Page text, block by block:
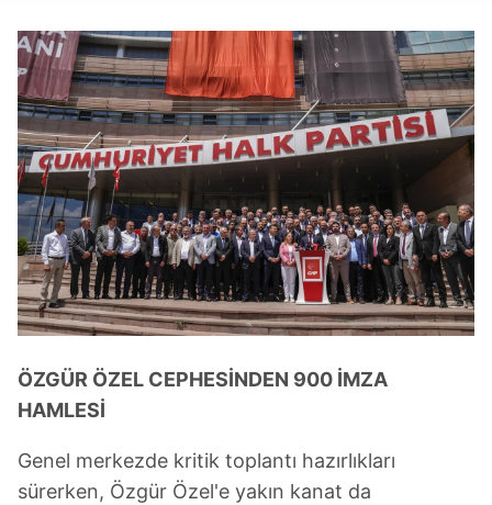
ÖZGÜR ÖZEL CEPHESİNDEN 900 İMZA
HAMLESİ
Genel merkezde kritik toplantı hazırlıkları
sürerken, Özgür Özel'e yakın kanat da